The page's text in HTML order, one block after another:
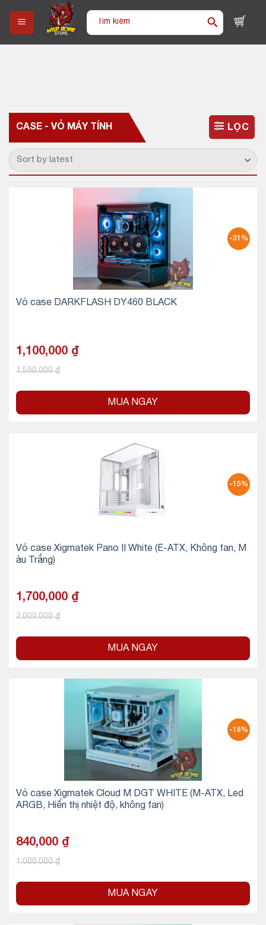
content
Tìm
CASE - VỎ MÁY TÍNH LỌC
-31%
Vỏ case DARKFLASH DY460 BLACK
1,100,000 ₫
1,590,000₫
MUA NGAY
-15%
Vỏ case Xigmatek Pano II White (E-ATX, Không fan, M
àu Trắng)
1,700,000 ₫
2,000,000₫
MUA NGAY
-16%
Vỏ case Xigmatek Cloud M DGT WHITE (M-ATX, Led
ARGB, Hiển thị nhiệt độ, không fan)
840,000 ₫
1,000,000₫
MUA NGAY